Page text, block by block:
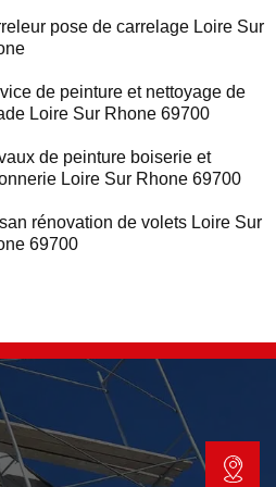
pose de carrelage Loire Sur
de peinture et nettoyage de
Loire Sur Rhone 69700
de peinture boiserie et
Loire Sur Rhone 69700
rénovation de volets Loire Sur
69700